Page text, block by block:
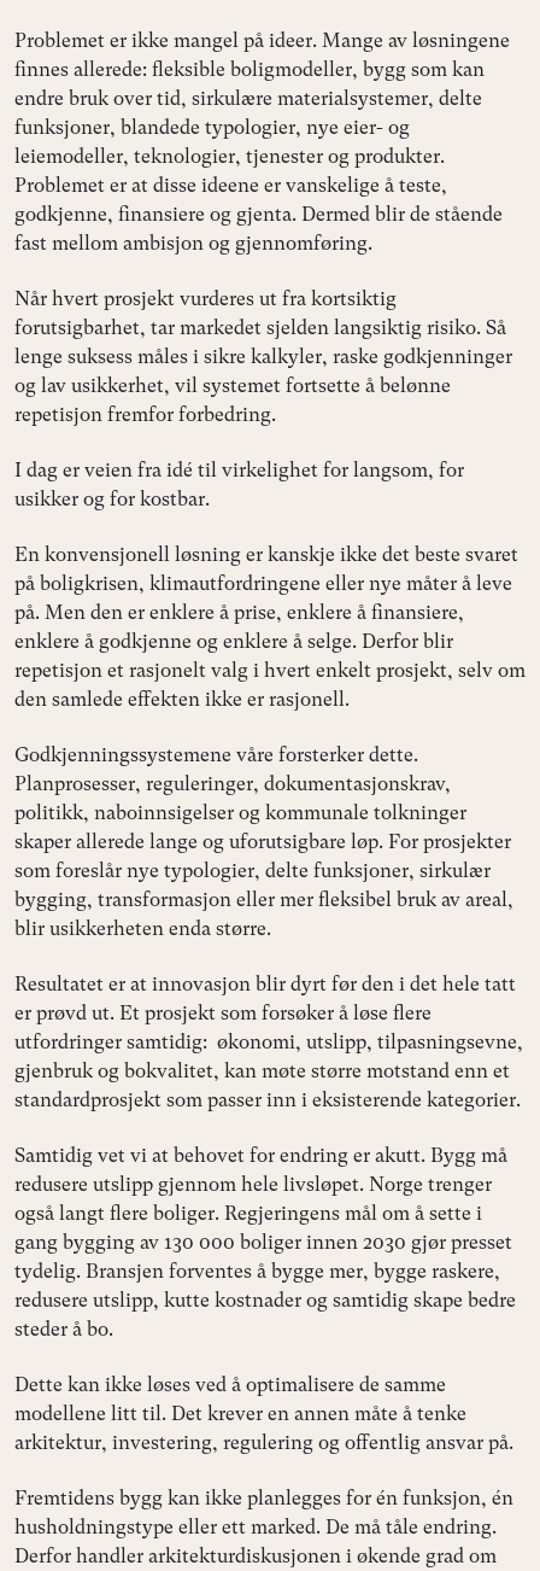
Problemet er ikke mangel på ideer. Mange av løsningene
finnes allerede: fleksible boligmodeller, bygg som kan
endre bruk over tid, sirkulære materialsystemer, delte
funksjoner, blandede typologier, nye eier- og
leiemodeller, teknologier, tjenester og produkter.
Problemet er at disse ideene er vanskelige å teste,
godkjenne, finansiere og gjenta. Dermed blir de stående
fast mellom ambisjon og gjennomføring.
Når hvert prosjekt vurderes ut fra kortsiktig
forutsigbarhet, tar markedet sjelden langsiktig risiko. Så
lenge suksess måles i sikre kalkyler, raske godkjenninger
og lav usikkerhet, vil systemet fortsette å belønne
repetisjon fremfor forbedring.
I dag er veien fra idé til virkelighet for langsom, for
usikker og for kostbar.
En konvensjonell løsning er kanskje ikke det beste svaret
på boligkrisen, klimautfordringene eller nye måter å leve
på. Men den er enklere å prise, enklere å finansiere,
enklere å godkjenne og enklere å selge. Derfor blir
repetisjon et rasjonelt valg i hvert enkelt prosjekt, selv om
den samlede effekten ikke er rasjonell.
Godkjenningssystemene våre forsterker dette.
Planprosesser, reguleringer, dokumentasjonskrav,
politikk, naboinnsigelser og kommunale tolkninger
skaper allerede lange og uforutsigbare løp. For prosjekter
som foreslår nye typologier, delte funksjoner, sirkulær
bygging, transformasjon eller mer fleksibel bruk av areal,
blir usikkerheten enda større.
Resultatet er at innovasjon blir dyrt før den i det hele tatt
er prøvd ut. Et prosjekt som forsøker å løse flere
utfordringer samtidig: økonomi, utslipp, tilpasningsevne,
gjenbruk og bokvalitet, kan møte større motstand enn et
standardprosjekt som passer inn i eksisterende kategorier.
Samtidig vet vi at behovet for endring er akutt. Bygg må
redusere utslipp gjennom hele livsløpet. Norge trenger
også langt flere boliger. Regjeringens mål om å sette i
gang bygging av 130 000 boliger innen 2030 gjør presset
tydelig. Bransjen forventes å bygge mer, bygge raskere,
redusere utslipp, kutte kostnader og samtidig skape bedre
steder å bo.
Dette kan ikke løses ved å optimalisere de samme
modellene litt til. Det krever en annen måte å tenke
arkitektur, investering, regulering og offentlig ansvar på.
Fremtidens bygg kan ikke planlegges for én funksjon, én
husholdningstype eller ett marked. De må tåle endring.
Derfor handler arkitekturdiskusjonen i økende grad om